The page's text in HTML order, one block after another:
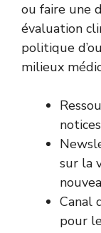
ou faire une
évaluation
politique
milieux
sur la
Canal
pour